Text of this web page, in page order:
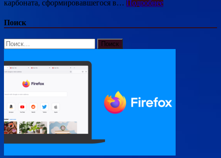
карбоната, сформировавшегося в… Подробнее
Поиск
Найти: